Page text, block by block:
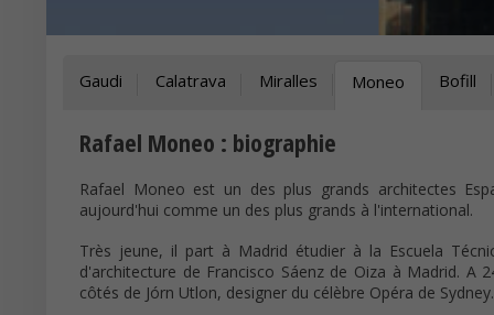
Gaudi Calatrava Miralles Moneo Bofill
Rafael Moneo : biographie
Rafael Moneo est un des plus grands architectes
aujourd'hui comme un des plus grands à l'international.
Très jeune, il part à Madrid étudier à la Escuela
d'architecture de Francisco Sáenz de Oiza à Madrid.
côtés de Jórn Utlon, designer du célèbre Opéra de Sydney.